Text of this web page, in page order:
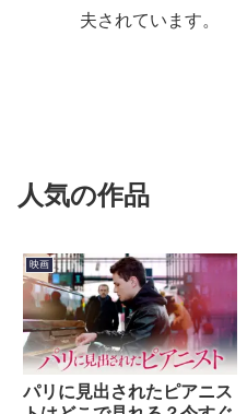
夫されています。
人気の作品
映画
パリに見出されたピアニス